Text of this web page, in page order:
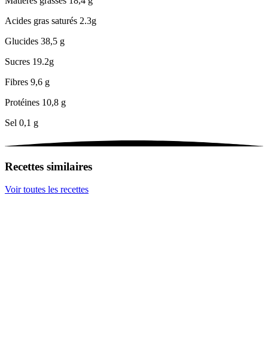
Acides gras saturés 2.3g
Glucides 38,5 g
Sucres 19.2g
Fibres 9,6 g
Protéines 10,8 g
Sel 0,1 g
Recettes similaires
Voir toutes les recettes